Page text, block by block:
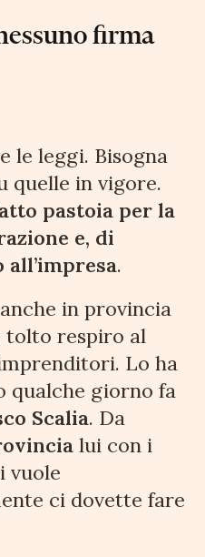
firma
le leggi. Bisogna
quelle in vigore.
pastoia per la
e, di
all’impresa.
anche in provincia
tolto respiro al
Lo ha
qualche giorno fa
Scalia. Da
lui con i
vuole
ci dovette fare